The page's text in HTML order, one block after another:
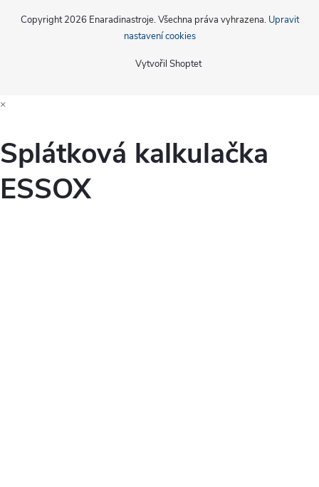
Vytvořil Shoptet
Copyright 2026 Enaradinastroje. Všechna práva vyhrazena. Upravit
nastavení cookies
×
Splátková kalkulačka
ESSOX